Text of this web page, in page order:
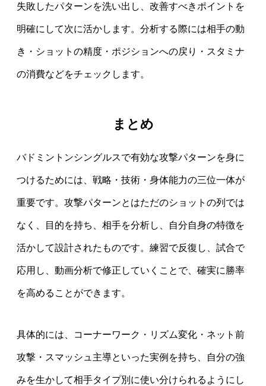
失敗したパターンを洗い出し、改善すべきポイントを
明確にして次に活かします。分析する際には相手の動
き・ショットの精度・ポジションへの戻り・スタミナ
の消費などをチェックします。
まとめ
バドミントンシングルスで有効な攻撃パターンを身に
つけるためには、戦略・技術・身体能力の三位一体が
重要です。攻撃パターンとはただのショットの列では
なく、目的を持ち、相手を分析し、自分自身の特徴を
活かして設計されたものです。練習で反復し、試合で
応用し、動画分析で修正していくことで、確実に勝率
を高めることができます。
具体的には、コーナーワーク・リズム変化・ネット前
攻撃・スマッシュ主導といった実例を持ち、自分の強
みを生かして相手タイプ別に使い分けられるようにし